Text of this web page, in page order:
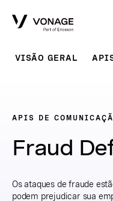
VISÃO GERAL
APIS DE
Fraud
Os ataques de fraude
podem prejudicar sua